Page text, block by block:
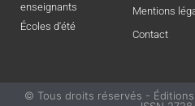
enseignants
Écoles d'été
Mentions
Contact
© Tous droits réservés -